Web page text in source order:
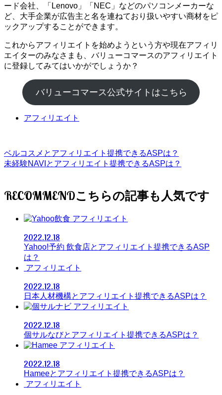
ード会社、「Lenovo」「NEC」などのパソコンメーカーな
ど、大手企業が広告主と名を連ねており扱いやすい商材をピ
ックアップすることができます。
これからアフィリエイトを始めようという方や現在アフィリ
エイターのみなさまも、バリューコマースのアフィリエイト
に登録してみてはいかがでしょうか？
バリューコマース公式サイトはこちら
アフィリエイト
ベルコスメとアフィリエイト提携できるASPは？
未経験NAVIとアフィリエイト提携できるASPは？
RECOMMEND
アフィリエイト
2022.12.18
Yahoo!予約 飲食店とアフィリエイト提携できるASP
は？
アフィリエイト
2022.12.18
日本人材機構とアフィリエイト提携できるASPは？
アフィリエイト
2022.12.18
個サルなびとアフィリエイト提携できるASPは？
アフィリエイト
2022.12.18
Hameeとアフィリエイト提携できるASPは？
アフィリエイト